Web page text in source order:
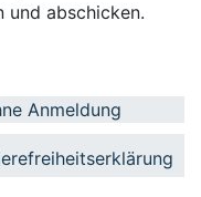
und abschicken.
Anmeldung